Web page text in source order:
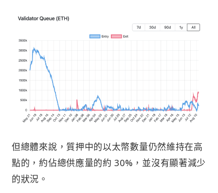
但總體來說，質押中的以太幣數量仍然維持在高
點的，約佔總供應量的約 30%，並沒有顯著減少
的狀況。